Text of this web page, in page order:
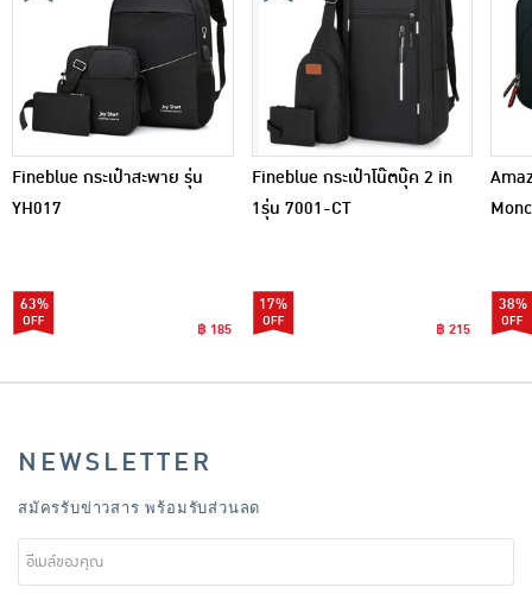
Fineblue กระเป๋าสะพาย รุ่น
YH017
63%
฿ 185
Fineblue กระเป๋าโน๊ตบุ๊ค 2 in
1รุ่น 7001-CT
17%
฿ 215
38%
NEWSLETTER
สมัครรับข่าวสาร พร้อมรับส่วนลด